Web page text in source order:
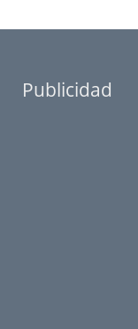
Publicidad